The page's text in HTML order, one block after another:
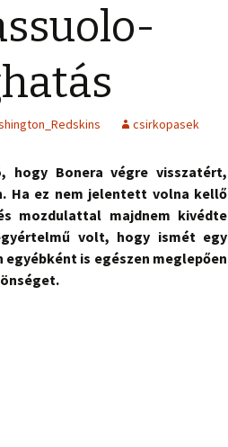
csirkopasek
hogy Bonera végre visszatért,
Ha ez nem jelentett volna kellő
mozdulattal majdnem kivédte
volt, hogy ismét egy
is egészen meglepően